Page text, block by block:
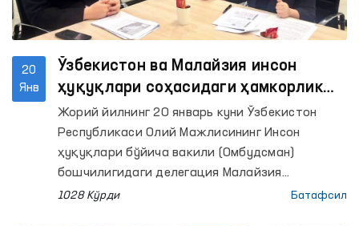
20
Янв
Ўзбекистон ва Малайзия инсон
ҳуқуқлари соҳасидаги ҳамкорлик
масалаларини муҳокама қилди
Жорий йилнинг 20 январь куни Ўзбекистон
Республикаси Олий Мажлисининг Инсон
ҳуқуқлари бўйича вакили (Омбудсман)
бошчилигидаги делегация Малайзия
Парламенти аъзоси, Ўзбекистон - Малайзия
1028 Кўрди Батафсил